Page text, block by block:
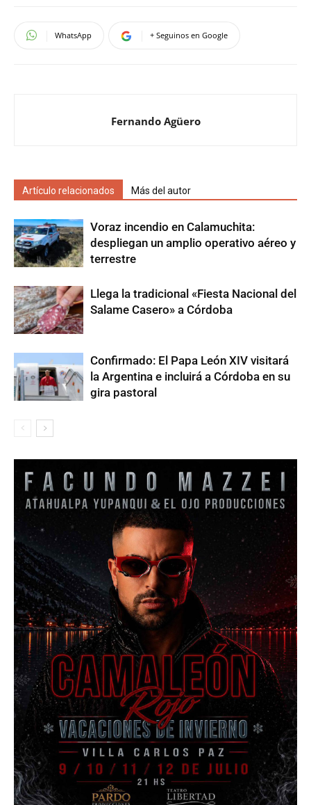
WhatsApp + Seguinos en Google
Fernando Agüero
Artículo relacionados Más del autor
Voraz incendio en Calamuchita:
despliegan un amplio operativo aéreo y
terrestre
Llega la tradicional «Fiesta Nacional del
Salame Casero» a Córdoba
Confirmado: El Papa León XIV visitará
la Argentina e incluirá a Córdoba en su
gira pastoral